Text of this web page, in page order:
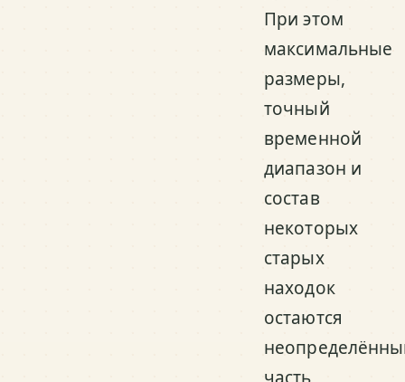
При этом
максимальные
размеры,
точный
временной
диапазон и
состав
некоторых
старых
находок
остаются
часть